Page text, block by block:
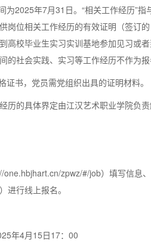
为2025年7月31日。“相关工作经历”
岗位相关工作经历的有效证明（签订
高校毕业生实习实训基地参加见习或
的社会实践、实习等工作经历不作为报
书，党员需党组织出具的证明材料。
的具体界定由江汉艺术职业学院负责
zpwz/#/job）填写信息
进行线上报名。
年4月15日17：00